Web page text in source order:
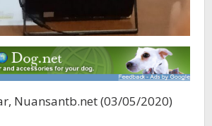
Nuansantb.net (03/05/2020)